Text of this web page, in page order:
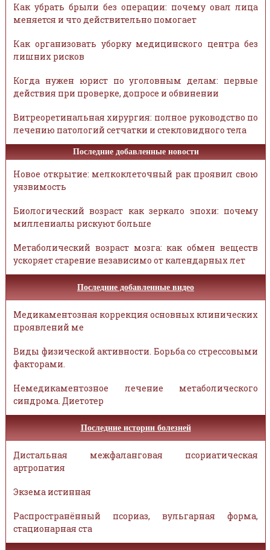
Как убрать брыли без операции: почему овал лица
меняется и что действительно помогает
Как организовать уборку медицинского центра без
лишних рисков
Когда нужен юрист по уголовным делам: первые
действия при проверке, допросе и обвинении
Витреоретинальная хирургия: полное руководство по
лечению патологий сетчатки и стекловидного тела
Последние добавленные новости
Новое открытие: мелкоклеточный рак проявил свою
уязвимость
Биологический возраст как зеркало эпохи: почему
миллениалы рискуют больше
Метаболический возраст мозга: как обмен веществ
ускоряет старение независимо от календарных лет
Последние добавленные видео
Медикаментозная коррекция основных клинических
проявлений ме
Виды физической активности. Борьба со стрессовыми
факторами.
Немедикаментозное лечение метаболического
синдрома. Диетотер
Последние истории болезней
Дистальная межфаланговая псориатическая
артропатия
Экзема истинная
Распространённый псориаз, вульгарная форма,
стационарная ста